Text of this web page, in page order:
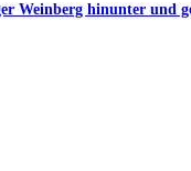
Weinberg hinunter und